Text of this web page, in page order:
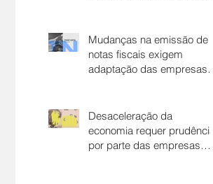
Mudanças na emissão de
notas fiscais exigem
adaptação das empresas
Desaceleração da
economia requer prudência
por parte das empresas